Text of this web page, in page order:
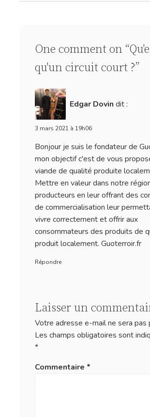
One comment on
qu'un circuit court ?”
Edgar Dovin dit :
3 mars 2021 à 19h06
Bonjour je suis le fondateur de
mon objectif c'est de vous
viande de qualité produite
Mettre en valeur dans notre
producteurs en leur offrant des
de commercialisation leur
vivre correctement et offrir aux
consommateurs des produits de
produit localement. Guoterroir.fr
Répondre
Laisser un
Votre adresse e-mail ne sera pas
Les champs obligatoires sont
*
Commentaire *